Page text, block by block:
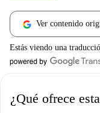
Ver contenido
Estás viendo una
¿Qué ofrece